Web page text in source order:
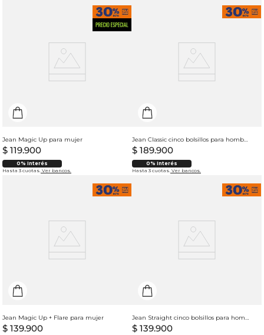
Jean Magic Up para mujer
$ 119.900
0% Interés
Hasta 3 cuotas. Ver bancos.
Jean Classic cinco bolsillos para hombre
$ 189.900
0% Interés
Hasta 3 cuotas. Ver bancos.
Jean Magic Up + Flare para mujer
$ 139.900
Jean Straight cinco bolsillos para hombre
$ 139.900